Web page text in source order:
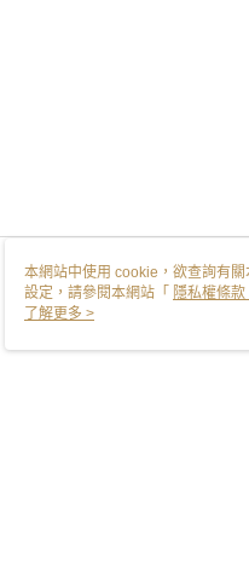
本網站中使用 cookie，欲查詢有
設定，請參閱本網站「 隱私權條款
使用 cookie。
了解更多 >